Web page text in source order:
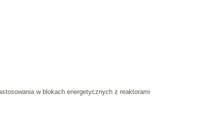
w blokach energetycznych z reaktorami